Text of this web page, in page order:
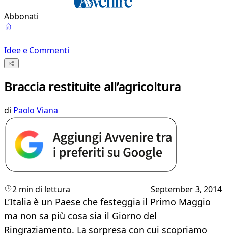
Abbonati
Idee e Commenti
Braccia restituite all’agricoltura
di Paolo Viana
2 min di lettura September 3, 2014
L’Italia è un Paese che festeggia il Primo Maggio
ma non sa più cosa sia il Giorno del
Ringraziamento. La sorpresa con cui scopriamo